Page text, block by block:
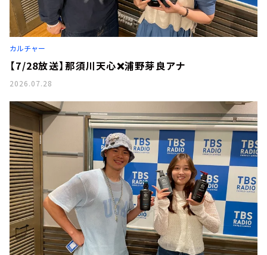
トピックス
TBS Podcast
お知らせ
イベント・グッズ
YouTube
会社情報
カルチャー
【7/28放送】那須川天心❌浦野芽良アナ
2026.07.28